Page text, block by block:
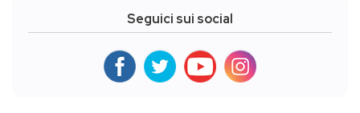
Seguici sui social